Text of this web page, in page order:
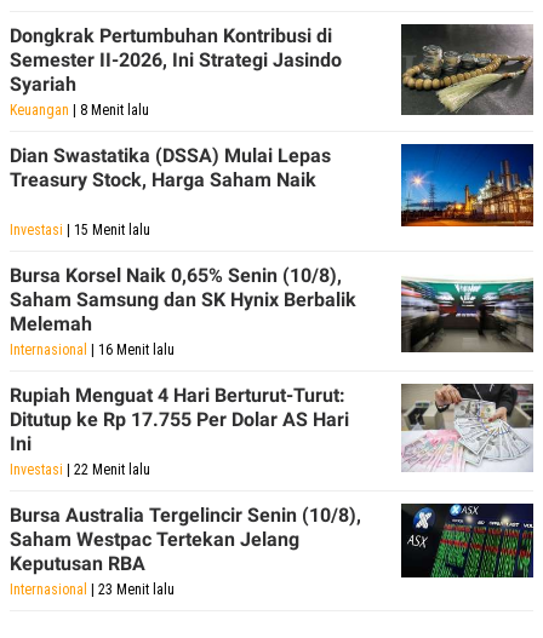
Dongkrak Pertumbuhan Kontribusi di
Semester II-2026, Ini Strategi Jasindo
Syariah
Keuangan | 8 Menit lalu
Dian Swastatika (DSSA) Mulai Lepas
Treasury Stock, Harga Saham Naik
Investasi | 15 Menit lalu
Bursa Korsel Naik 0,65% Senin (10/8),
Saham Samsung dan SK Hynix Berbalik
Melemah
Internasional | 16 Menit lalu
Rupiah Menguat 4 Hari Berturut-Turut:
Ditutup ke Rp 17.755 Per Dolar AS Hari
Ini
Investasi | 22 Menit lalu
Bursa Australia Tergelincir Senin (10/8),
Saham Westpac Tertekan Jelang
Keputusan RBA
Internasional | 23 Menit lalu